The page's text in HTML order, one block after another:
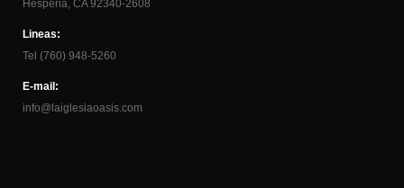
Hesperia, CA 92340-2608
Lineas:
Tel (760) 948-5260
E-mail:
info@laiglesiaoasis.com